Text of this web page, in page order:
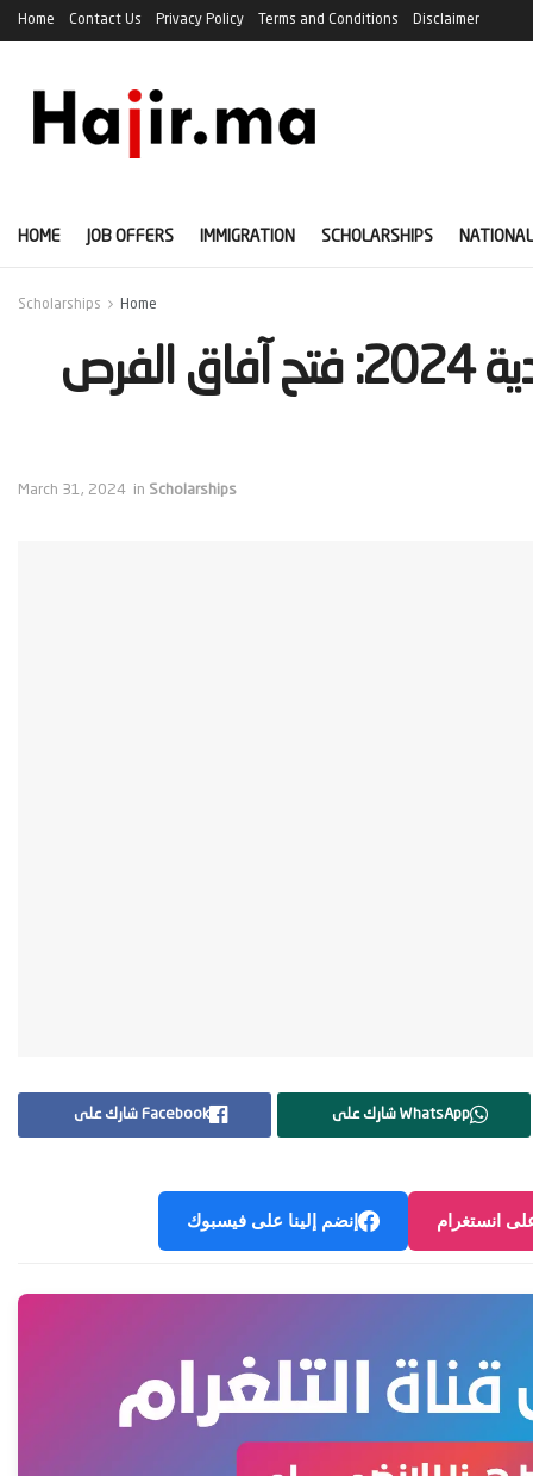
Home Contact Us Privacy Policy Terms and Conditions Disclaimer
HOME JOB OFFERS IMMIGRATION SCHOLARSHIPS
Home
Scholarships
‫برنامج منح الفرانكوفونية الكندية 2024: فتح آفاق الفرص
March 31, 2024 in Scholarships
Facebook شارك على WhatsApp شارك على
إنضم إلينا على فيسبوك انستغرام